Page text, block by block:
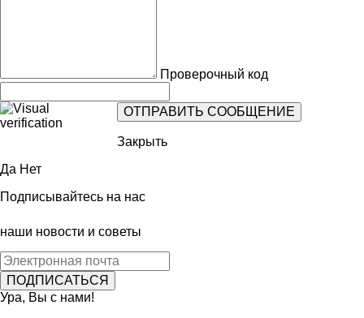
Проверочный код
Закрыть
Да Нет
Подписывайтесь на нас
наши новости и советы
Ура, Вы с нами!